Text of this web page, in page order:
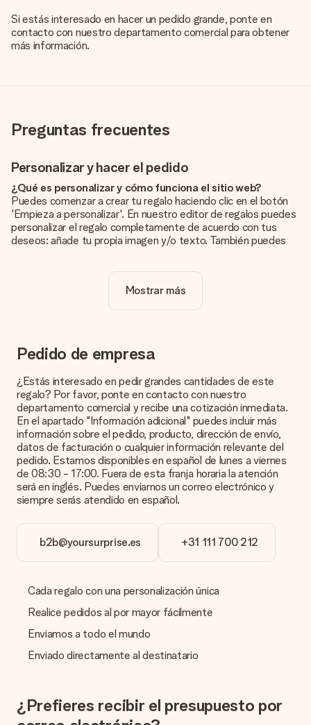
Si estás interesado en hacer un pedido grande, ponte en
contacto con nuestro departamento comercial para obtener
más información.
Preguntas frecuentes
Personalizar y hacer el pedido
¿Qué es personalizar y cómo funciona el sitio web?
Puedes comenzar a crear tu regalo haciendo clic en el botón
'Empieza a personalizar'. En nuestro editor de regalos puedes
personalizar el regalo completamente de acuerdo con tus
deseos: añade tu propia imagen y/o texto. También puedes
¿La personalización está incluida en el precio?
El precio que se muestra en el sitio web incluye la
¿Cómo puedo saber si mi imagen tiene la calidad
adecuada?
satisfecho con tu regalo. Por eso es importante utilizar fotos
de alta calidad. Si no estás seguro de la calidad de la imagen,
ponte en contacto con nuestro equipo de atención al cliente e
incluye la foto junto con el regalo que te interesa encargar.
Ellos podrán comprobar la calidad por ti.
¿Qué formatos puedo cargar?
Puedes carga archivos JPG y PNG en nuestro editor. ¿Es
esto demasiado técnico o tienes una imagen de un formato
diferente que te gustaría usar? Ponte en contacto con
encantados de ayudarte para que puedas crear el regalo que
deseas!
disponible?
¿Estás buscando un regalo específico o un regalo en un color
específico, pero no aparece en el sitio web? Ponte en
contacto con nuestro equipo de servicio al cliente; ¡Nos
encantará ayudarte!
¿Cómo agrego una tarjeta de regalo a mi obsequio? /
puedes agregar la tarjeta gratuita a tu regalo. Puedes poner
un mensaje personal en esta tarjeta para que el destinatario
Mostrar más
Pedido de empresa
¿Estás interesado en pedir grandes cantidades de este
regalo? Por favor, ponte en contacto con nuestro
departamento comercial y recibe una cotización inmediata.
En el apartado "Información adicional" puedes incluir más
información sobre el pedido, producto, dirección de envío,
datos de facturación o cualquier información relevante del
pedido. Estamos disponibles en español de lunes a viernes
de 08:30 - 17:00. Fuera de esta franja horaria la atención
será en inglés. Puedes enviarnos un correo electrónico y
siempre serás atendido en español.
b2b@yoursurprise.es +31 111 700 212
Cada regalo con una personalización única
Realice pedidos al por mayor fácilmente
Enviamos a todo el mundo
Enviado directamente al destinatario
¿Prefieres recibir el presupuesto por